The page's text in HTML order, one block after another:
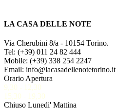
LA CASA DELLE NOTE
Via Cherubini 8/a - 10154 Torino.
Tel: (+39) 011 24 82 444
Mobile: (+39) 338 254 2247
Email: info@lacasadellenotetorino.it
Orario Apertura
9,30 - 12,30
15,30 - 19,30
Chiuso Lunedi' Mattina